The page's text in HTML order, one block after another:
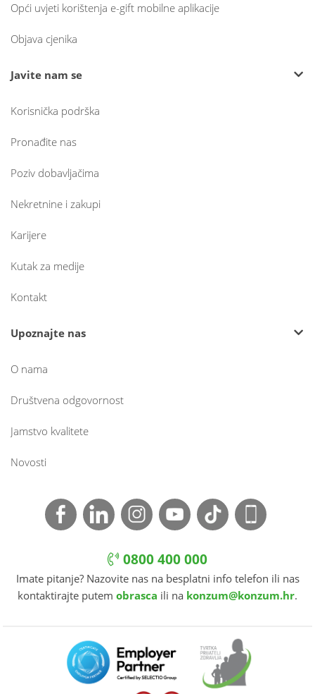
Opći uvjeti korištenja e-gift mobilne aplikacije
Objava cjenika
Javite nam se
Korisnička podrška
Pronađite nas
Poziv dobavljačima
Nekretnine i zakupi
Karijere
Kutak za medije
Kontakt
Upoznajte nas
O nama
Društvena odgovornost
Jamstvo kvalitete
Novosti
0800 400 000
Imate pitanje? Nazovite nas na besplatni info telefon ili nas
kontaktirajte putem obrasca ili na konzum@konzum.hr.